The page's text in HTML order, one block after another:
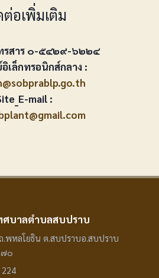
อเพิ่มเติม
รสาร ๐-๕๔๒๙-๖๒๒๔
เล็กทรอนิกส์กลาง :
mail :
ศบาลตำบลสบปราบ
หลโยธิน ต.สบปราบอ.สบปราบ
๗๐
224